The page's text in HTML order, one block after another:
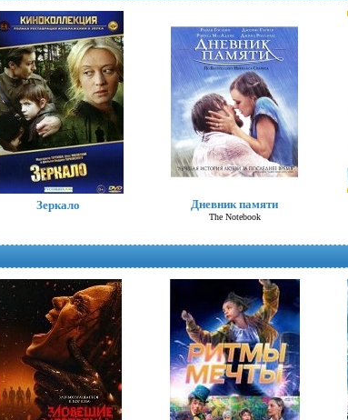
Зеркало Дневник памяти
The Notebook